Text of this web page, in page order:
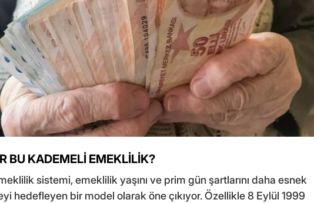
BU KADEMELİ EMEKLİLİK?
sistemi, emeklilik yaşını ve prim gün şartlarını daha esnek
hedefleyen bir model olarak öne çıkıyor. Özellikle 8 Eylül 1999